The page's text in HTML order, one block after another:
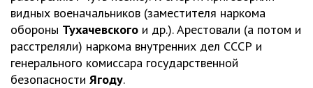
видных военачальников (заместителя наркома
обороны Тухачевского и др.). Арестовали (а потом и
расстреляли) наркома внутренних дел СССР и
генерального комиссара государственной
безопасности Ягоду.